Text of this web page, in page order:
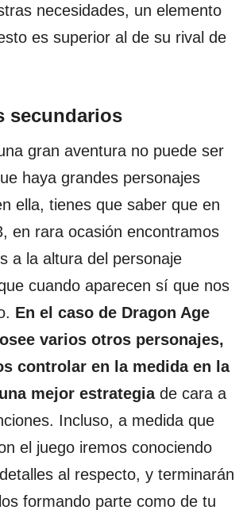
necesidades, un elemento
es superior al de su rival de
secundarios
gran aventura no puede ser
haya grandes personajes
ella, tienes que saber que en
en rara ocasión encontramos
a la altura del personaje
cuando aparecen sí que nos
En el caso de Dragon Age
varios otros personajes,
controlar en la medida en la
mejor estrategiade cara a
Incluso, a medida que
el juego iremos conociendo
al respecto, y terminarán
formando parte como de tu